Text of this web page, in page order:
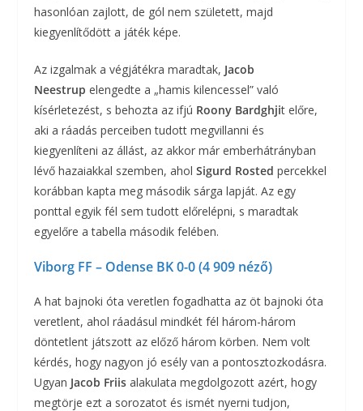
hasonlóan zajlott, de gól nem született, majd
kiegyenlítődött a játék képe.
Az izgalmak a végjátékra maradtak, Jacob
Neestrup elengedte a „hamis kilencessel” való
kísérletezést, s behozta az ifjú Roony Bardghjit előre,
aki a ráadás perceiben tudott megvillanni és
kiegyenlíteni az állást, az akkor már emberhátrányban
lévő hazaiakkal szemben, aholSigurd Rosted percekkel
korábban kapta meg második sárga lapját. Az egy
ponttal egyik fél sem tudott előrelépni, s maradtak
egyelőre a tabella második felében.
Viborg FF – Odense BK 0-0 (4 909 néző)
A hat bajnoki óta veretlen fogadhatta az öt bajnoki óta
veretlent, ahol ráadásul mindkét fél három-három
döntetlent játszott az előző három körben. Nem volt
kérdés, hogy nagyon jó esély van a pontosztozkodásra.
Ugyan Jacob Friis alakulata megdolgozott azért, hogy
megtörje ezt a sorozatot és ismét nyerni tudjon,